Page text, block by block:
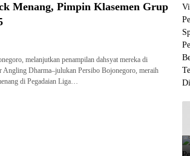
Menang, Pimpin Klasemen Grup
melanjutkan penampilan dahsyat mereka di
Angling Dharma–julukan Persibo Bojonegoro, meraih
di Pegadaian Liga…